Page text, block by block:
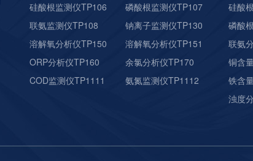
硅酸根监测仪TP106
磷酸根监测仪TP107
联氨监测仪TP108
钠离子监测仪TP130
溶解氧分析仪TP150
溶解氧分析仪TP151
ORP分析仪TP160
余氯分析仪TP170
COD监测仪TP1111
氨氮监测仪TP1112
硅酸
磷酸
联氨
铜含
铁含
浊度